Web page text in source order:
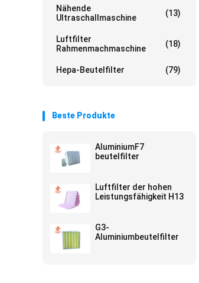
Nähende
Ultraschallmaschine
(13)
Luftfilter
Rahmenmachmaschine
(18)
Hepa-Beutelfilter (79)
Beste Produkte
AluminiumF7
beutelfilter
Luftfilter der hohen
Leistungsfähigkeit H13
G3-
Aluminiumbeutelfilter